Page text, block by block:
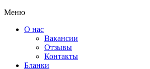
Меню
О нас
Вакансии
Отзывы
Контакты
Бланки